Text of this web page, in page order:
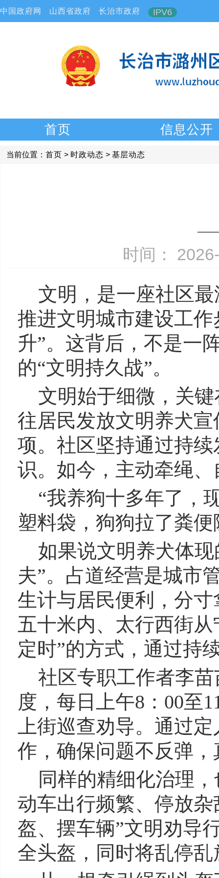
中国政府网 山西省政府 长治市政府 IPV6
首页 信息公开
当前位置： 首页 > 时政动态 > 基层动态
——
时间：
文明，是一座社区
推进文明城市建设工
升”。这背后，不是一
的“文明持久战”。
文明始于细微，关
往居民发放文明养犬
项。社区坚持通过持
识。如今，主动牵绳
“我养狗十多年了，
塑料袋，狗狗拉了粪
如果说文明养犬体
夫”。占道经营是城市
生计与居民便利，分
五十米内、太行西街
定时”的方式，通过持
社区专职工作者李
度，每日上午8：00至
上街巡查劝导。通过
作，确保问题不反弹
同样的精细化治理
动车出行频繁、停放
盔、摆车辆”文明劝导
全头盔，同时将乱停